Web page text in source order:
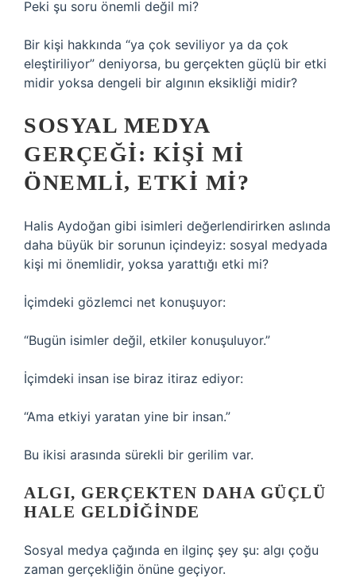
Peki şu soru önemli değil mi?
Bir kişi hakkında “ya çok seviliyor ya da çok
eleştiriliyor” deniyorsa, bu gerçekten güçlü bir etki
midir yoksa dengeli bir algının eksikliği midir?
SOSYAL MEDYA
GERÇEĞI: KIŞI MI
ÖNEMLI, ETKI MI?
Halis Aydoğan gibi isimleri değerlendirirken aslında
daha büyük bir sorunun içindeyiz: sosyal medyada
kişi mi önemlidir, yoksa yarattığı etki mi?
İçimdeki gözlemci net konuşuyor:
“Bugün isimler değil, etkiler konuşuluyor.”
İçimdeki insan ise biraz itiraz ediyor:
“Ama etkiyi yaratan yine bir insan.”
Bu ikisi arasında sürekli bir gerilim var.
ALGI, GERÇEKTEN DAHA GÜÇLÜ
HALE GELDIĞINDE
Sosyal medya çağında en ilginç şey şu: algı çoğu
zaman gerçekliğin önüne geçiyor.